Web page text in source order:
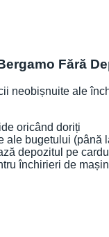
Fără
neobișnuite ale
oricând doriți
ale bugetului (până
depozitul pe
închirieri de